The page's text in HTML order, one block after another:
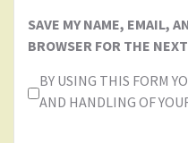
SAVE MY NAME, EMAIL,
BROWSER FOR THE
BY USING THIS FORM
AND HANDLING OF